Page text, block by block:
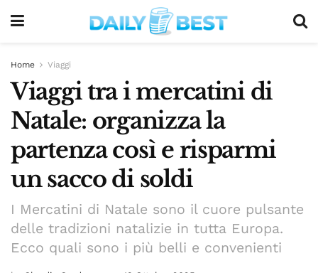
Home Viaggi
Viaggi tra i mercatini di
Natale: organizza la
partenza così e risparmi
un sacco di soldi
I Mercatini di Natale sono il cuore pulsante
delle tradizioni natalizie in tutta Europa.
Ecco quali sono i più belli e convenienti